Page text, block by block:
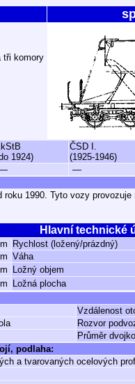
tři komory
1924)
ČSD I.
(1925-1946)
—
roku 1990. Tyto vozy
Hlavní technické
Rychlost (ložený/prázdný)
Váha
Ložný objem
Ložná plocha
Vzdálenost
Rozvor
Průměr
podlaha:
a tvarovaných ocelových